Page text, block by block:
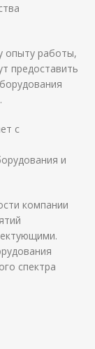
опыту работы,
предоставить
с
и
компании
спектра